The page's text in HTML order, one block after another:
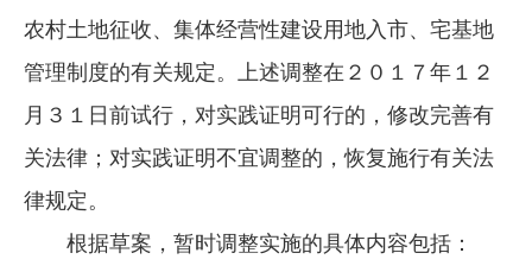
农村土地征收、集体经营性建设用地入市、宅基地
管理制度的有关规定。上述调整在２０１７年１２
月３１日前试行，对实践证明可行的，修改完善有
关法律；对实践证明不宜调整的，恢复施行有关法
律规定。
根据草案，暂时调整实施的具体内容包括：